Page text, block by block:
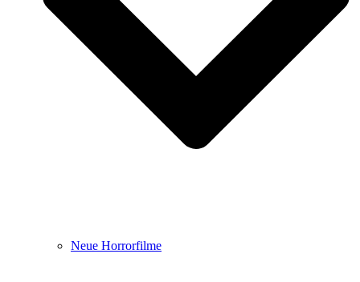
Neue Horrorfilme